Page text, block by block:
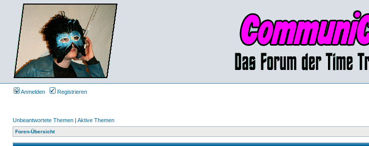
Anmelden Registrieren
Unbeantwortete Themen | Aktive Themen
Foren-Übersicht